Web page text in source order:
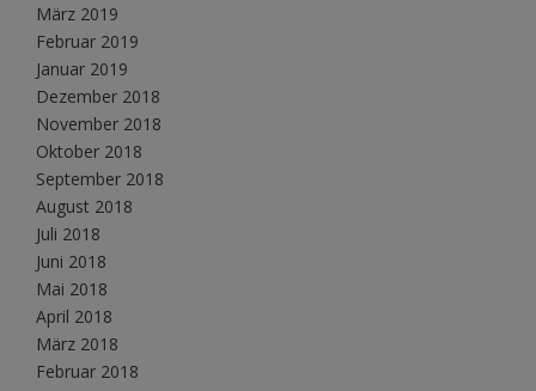
März 2019
Februar 2019
Januar 2019
Dezember 2018
November 2018
Oktober 2018
September 2018
August 2018
Juli 2018
Juni 2018
Mai 2018
April 2018
März 2018
Februar 2018